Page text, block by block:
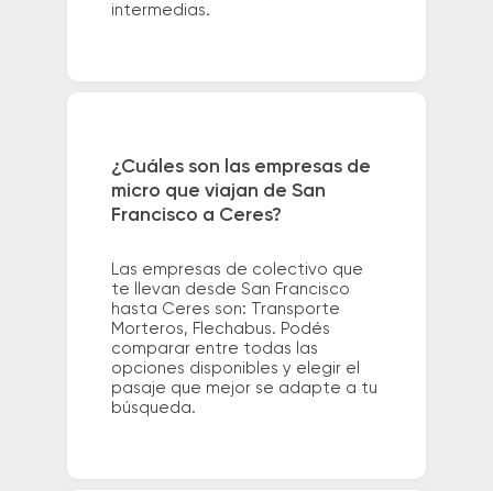
intermedias.
¿Cuáles son las empresas de
micro que viajan de San
Francisco a Ceres?
Las empresas de colectivo que
te llevan desde San Francisco
hasta Ceres son: Transporte
Morteros, Flechabus. Podés
comparar entre todas las
opciones disponibles y elegir el
pasaje que mejor se adapte a tu
búsqueda.